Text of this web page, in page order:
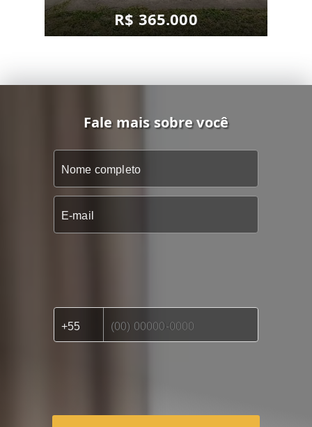
R$ 365.000
Fale mais sobre você